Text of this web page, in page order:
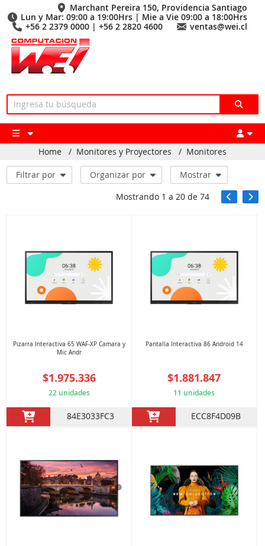
Marchant Pereira 150, Providencia Santiago
Lun y Mar: 09:00 a 19:00Hrs | Mie a Vie 09:00 a 18:00Hrs
+56 2 2379 0000 | +56 2 2820 4600
ventas@wei.cl
Home / Monitores y Proyectores / Monitores
Filtrar por Organizar por
Mostrar
Mostrando 1 a 20de 74
Pizarra Interactiva 65 WAF-XP Camara y
Mic Andr
$1.975.336
22 unidades
84E3033FC3
Pantalla Interactiva 86 Android 14
$1.881.847
11 unidades
ECC8F4D09B